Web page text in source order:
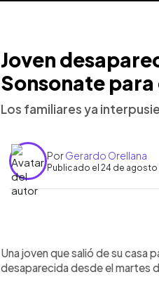
Joven
Sonsonate
Los familiares ya
PorGerardo Orellana
Publicado el 24 de agosto
Escuchar artículo
Una joven que salió de su casa
desaparecida desde el martes